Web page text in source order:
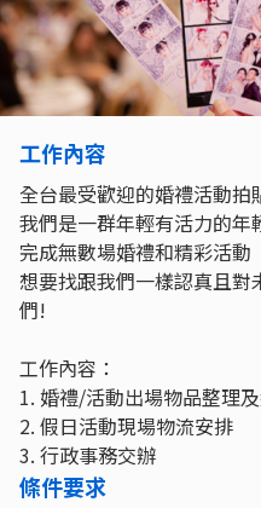
工作內容
全台最受歡迎的婚禮活動拍
我們是一群年輕有活力的年
完成無數場婚禮和精彩活動
想要找跟我們一樣認真且
們!
工作內容：
1. 婚禮/活動出場物品整理
2. 假日活動現場物流安排
3. 行政事務交辦
條件要求